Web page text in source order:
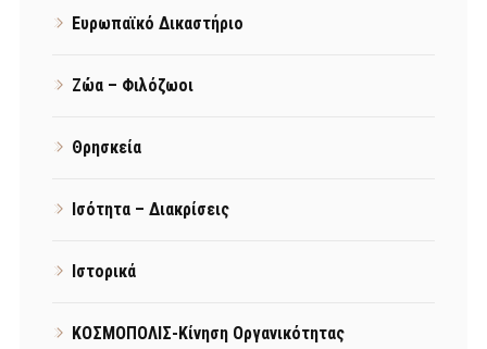
Ευρωπαϊκό Δικαστήριο
Ζώα – Φιλόζωοι
Θρησκεία
Ισότητα – Διακρίσεις
Ιστορικά
ΚΟΣΜΟΠΟΛΙΣ-Κίνηση Οργανικότητας